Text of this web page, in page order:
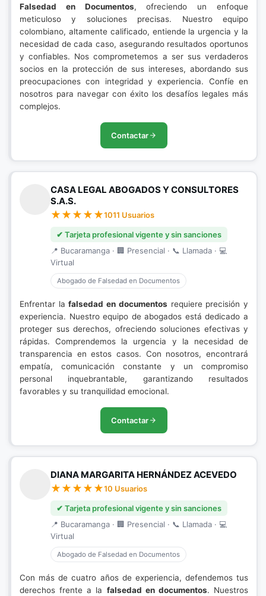
Falsedad en Documentos, ofreciendo un enfoque
meticuloso y soluciones precisas. Nuestro equipo
colombiano, altamente calificado, entiende la urgencia y la
necesidad de cada caso, asegurando resultados oportunos
y confiables. Nos comprometemos a ser sus verdaderos
socios en la protección de sus intereses, abordando sus
preocupaciones con integridad y experiencia. Confíe en
nosotros para navegar con éxito los desafíos legales más
complejos.
Contactar
CASA LEGAL ABOGADOS Y CONSULTORES
S.A.S.
1011 Usuarios
✔ Tarjeta profesional vigente y sin sanciones
📍 Bucaramanga · 🏢 Presencial · 📞 Llamada · 💻
Virtual
Abogado de Falsedad en Documentos
Enfrentar lafalsedad en documentos requiere precisión y
experiencia. Nuestro equipo de abogados está dedicado a
proteger sus derechos, ofreciendo soluciones efectivas y
rápidas. Comprendemos la urgencia y la necesidad de
transparencia en estos casos. Con nosotros, encontrará
empatía, comunicación constante y un compromiso
personal inquebrantable, garantizando resultados
favorables y su tranquilidad emocional.
Contactar
DIANA MARGARITA HERNÁNDEZ ACEVEDO
10 Usuarios
✔ Tarjeta profesional vigente y sin sanciones
📍 Bucaramanga · 🏢 Presencial · 📞 Llamada · 💻
Virtual
Abogado de Falsedad en Documentos
Con más de cuatro años de experiencia, defendemos tus
derechos frente a la falsedad en documentos. Nuestros